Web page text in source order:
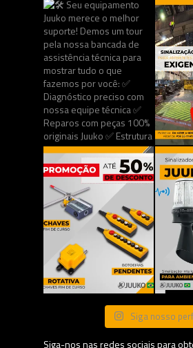
Siga nosso
Siga-nos nas redes sociais para